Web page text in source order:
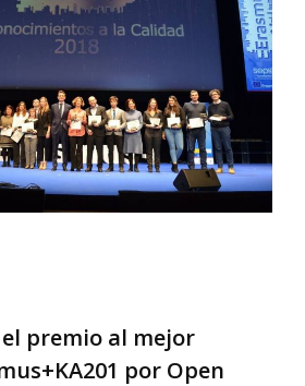
premio al mejor
por Open